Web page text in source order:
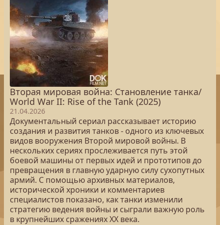
Вторая мировая война: Становление танка/
World War II: Rise of the Tank (2025)
21.04.2026
Документальный сериал рассказывает историю
создания и развития танков - одного из ключевых
видов вооружения Второй мировой войны. В
нескольких сериях прослеживается путь этой
боевой машины от первых идей и прототипов до
превращения в главную ударную силу сухопутных
армий. С помощью архивных материалов,
исторической хроники и комментариев
специалистов показано, как танки изменили
стратегию ведения войны и сыграли важную роль
в крупнейших сражениях XX века.